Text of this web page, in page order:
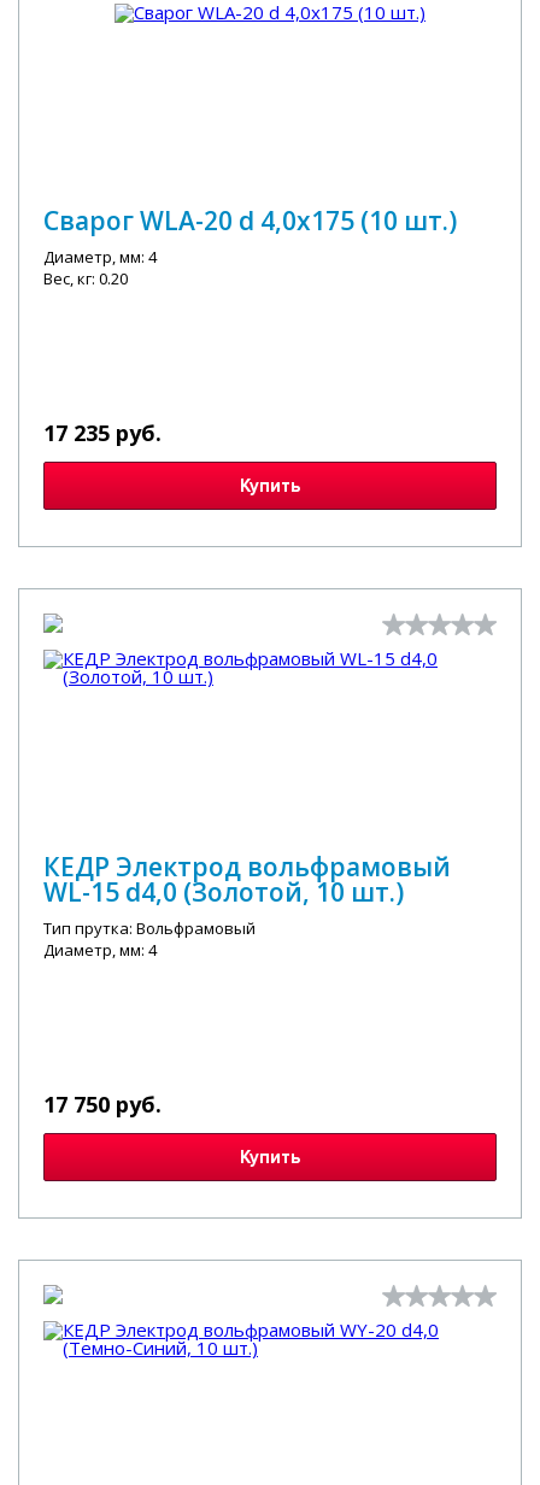
Сварог WLA-20 d 4,0x175 (10 шт.)
Диаметр, мм: 4
Вес, кг: 0.20
17 235 руб.
Купить
КЕДР Электрод вольфрамовый
WL-15 d4,0 (Золотой, 10 шт.)
Тип прутка: Вольфрамовый
Диаметр, мм: 4
17 750 руб.
Купить